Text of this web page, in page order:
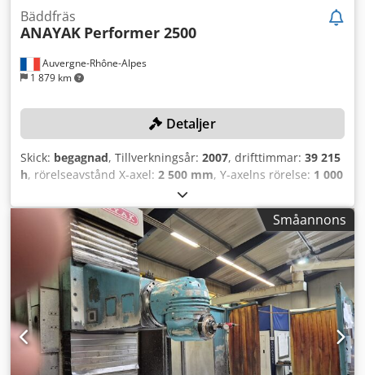
Auvergne-Rhône-Alpes
1 879 km
Bäddfräs
ANAYAK Performer 2500
Detaljer
Skick: begagnad, Tillverkningsår: 2007, drifttimmar: 39 215
h, rörelseavstånd X-axel: 2 500 mm, Y-axelns rörelse: 1 000
1 100 mm
(max):4 000 varv/min, kontrollermodell:Fanuc 18i-MB,
TEKNISKA DETALJER Rörelseväg X-axel: 2 500 mm
Rörelseväg Y-axel: 1 000 mm Rörelseväg Z-axel: 1 100 mm
Bordsmått: 2 700 × 850 mm Bordbelastning: 6 000 kg
Spindelmontering: ISO 50 – DIN 69871 AD Spindeleffekt:
22/26 kW Spindelhastighet: 60–4 000 varv/min Växelsteg: 2
Arbetsmatning: 20 m/min Snabbmatning: 10 m/min Axlar:
A- och B-axel Delning: 2,5° MASKINDETALJER CNC-styrning:
Fanuc 18i-MB Kylvätsketryck genom spindeln: 23 bar
Maskinvikt: 16 ton Drifttimmar: 39 215 timmar
Småannons